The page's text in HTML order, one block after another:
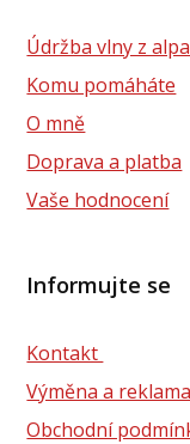
Údržba vlny z
Komu pomáháte
O mně
Doprava a platba
Vaše hodnocení
Informujte se
Kontakt
Výměna a
Obchodní